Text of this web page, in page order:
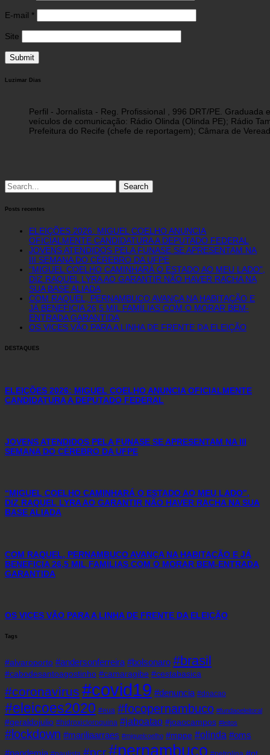
E-mail *
Site
Luzimar Dias
Perfil - Jornalista - Reg. Profissional , 996 DRT/PE.
veículos de comunicação: Rádio Olinda (Olinda PE); Rádio
Prefeitura do Recife (chefe de reportagem); Câmara de
Search
for:
Posts recentes
ELEIÇÕES 2026: MIGUEL COELHO ANUNCIA
OFICIALMENTE CANDIDATURA A DEPUTADO FEDERAL
JOVENS ATENDIDOS PELA FUNASE SE APRESENTAM NA
III SEMANA DO CÉREBRO DA UFPE
“MIGUEL COELHO CAMINHARÁ O ESTADO AO MEU LADO”,
DIZ RAQUEL LYRA AO GARANTIR NÃO HAVER RACHA NA
SUA BASE ALIADA
COM RAQUEL, PERNAMBUCO AVANÇA NA HABITAÇÃO E
JÁ BENEFICIA 26,5 MIL FAMÍLIAS COM O MORAR BEM-
ENTRADA GARANTIDA
OS VICES VÃO PARA A LINHA DE FRENTE DA ELEIÇÃO
DESTAQUES
ELEIÇÕES 2026: MIGUEL COELHO ANUNCIA OFICIALMENTE
CANDIDATURA A DEPUTADO FEDERAL
JOVENS ATENDIDOS PELA FUNASE SE APRESENTAM NA III
SEMANA DO CÉREBRO DA UFPE
“MIGUEL COELHO CAMINHARÁ O ESTADO AO MEU LADO”,
DIZ RAQUEL LYRA AO GARANTIR NÃO HAVER RACHA NA SUA
BASE ALIADA
COM RAQUEL, PERNAMBUCO AVANÇA NA HABITAÇÃO E JÁ
BENEFICIA 26,5 MIL FAMÍLIAS COM O MORAR BEM-ENTRADA
GARANTIDA
OS VICES VÃO PARA A LINHA DE FRENTE DA ELEIÇÃO
Tags
#alvaroporto #andersonferreira #bolsonaro #brasil
#cabodesantoagostinho #camaragibe #cestabasica
#coronavirus #covid19 #denuncia #doacao
#eleicoes2020 #eua #focopernambuco #fundaoeleitoral
#geraldojulio #hidroxicloroquina #jaboatao #joaocampos #leitos
#lockdown #mariliaarraes #miguelcoelho #mppe #olinda #oms
#pandemia
#pcr#pernambuco